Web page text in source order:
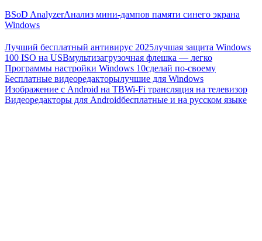
BSoD AnalyzerАнализ мини-дампов памяти синего экрана
Windows
Лучший бесплатный антивирус 2025лучшая защита Windows
100 ISO на USBмультизагрузочная флешка — легко
Программы настройки Windows 10сделай по-своему
Бесплатные видеоредакторылучшие для Windows
Изображение с Android на ТВWi-Fi трансляция на телевизор
Видеоредакторы для Androidбесплатные и на русском языке